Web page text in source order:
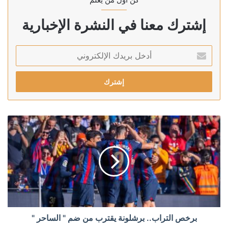
إشترك معنا في النشرة الإخبارية
بريدك
الإلكتروني
برخص التراب.. برشلونة يقترب من ضم " الساحر "